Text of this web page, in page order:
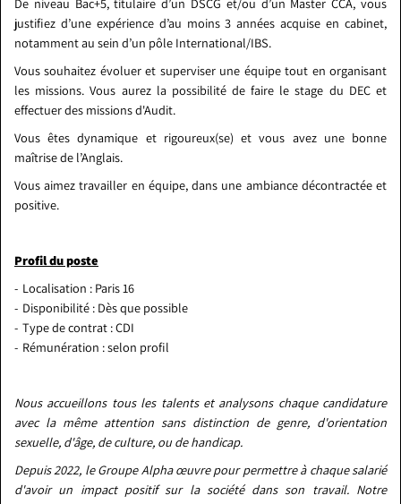
justifiez d’une expérience d’au moins 3 années acquise en cabinet,
notamment au sein d’un pôle International/IBS.
Vous souhaitez évoluer et superviser une équipe tout en organisant
les missions. Vous aurez la possibilité de faire le stage du DEC et
effectuer des missions d'Audit.
Vous êtes dynamique et rigoureux(se) et vous avez une bonne
maîtrise de l’Anglais.
Vous aimez travailler en équipe, dans une ambiance décontractée et
positive.
Profil du poste
Localisation : Paris 16
Disponibilité : Dès que possible
Type de contrat : CDI
Rémunération : selon profil
Nous accueillons tous les talents et analysons chaque candidature
avec la même attention sans distinction de genre, d'orientation
sexuelle, d'âge, de culture, ou de handicap.
Depuis 2022, le Groupe Alpha œuvre pour permettre à chaque salarié
d'avoir un impact positif sur la société dans son travail. Notre